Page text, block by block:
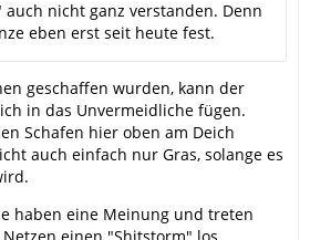
nicht ganz verstanden. Denn
eben erst seit heute fest.
geschaffen wurden, kann der
in das Unvermeidliche fügen.
Schafen hier oben am Deich
auch einfach nur Gras, solange es
haben eine Meinung und treten